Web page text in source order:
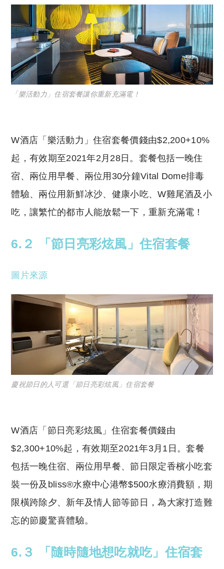
「樂活動力」住宿套餐讓你重新充滿電！
W酒店「樂活動力」住宿套餐價錢由$2,200+10%
起，有效期至2021年2月28日。套餐包括一晚住
宿、兩位用早餐、兩位用30分鐘Vital Dome排毒
體驗、兩位用新鮮冰沙、健康小吃、W雞尾酒及小
吃，讓繁忙的都市人能放鬆一下，重新充滿電！
6.２ 「節日亮彩炫風」住宿套餐
圖片來源
慶祝節日的人可選「節日亮彩炫風」住宿套餐
W酒店「節日亮彩炫風」住宿套餐價錢由
$2,300+10%起，有效期至2021年3月1日。套餐
包括一晚住宿、兩位用早餐、節日限定香檳小吃套
裝一份及bliss®水療中心港幣$500水療消費額，期
限橫跨除夕、新年及情人節等節日，為大家打造難
忘的節慶驚喜體驗。
6.３ 「隨時隨地想吃就吃」住宿套